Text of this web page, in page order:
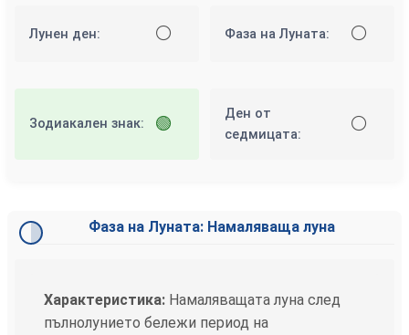
Лунен ден: ⚪ Фаза на Луната: ⚪
Зодиакален знак: 🟢
Ден от
седмицата:
⚪
Фаза на Луната: Намаляваща луна
Характеристика: Намаляващата луна след
пълнолунието бележи период на